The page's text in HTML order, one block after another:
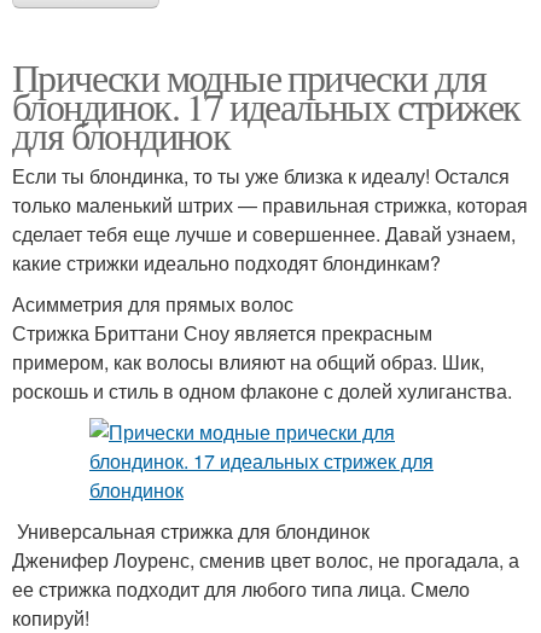
Прически модные прически для
блондинок. 17 идеальных стрижек
для блондинок
Если ты блондинка, то ты уже близка к идеалу! Остался
только маленький штрих — правильная стрижка, которая
сделает тебя еще лучше и совершеннее. Давай узнаем,
какие стрижки идеально подходят блондинкам?
Асимметрия для прямых волос
Стрижка Бриттани Сноу является прекрасным
примером, как волосы влияют на общий образ. Шик,
роскошь и стиль в одном флаконе с долей хулиганства.
Универсальная стрижка для блондинок
Дженифер Лоуренс, сменив цвет волос, не прогадала, а
ее стрижка подходит для любого типа лица. Смело
копируй!